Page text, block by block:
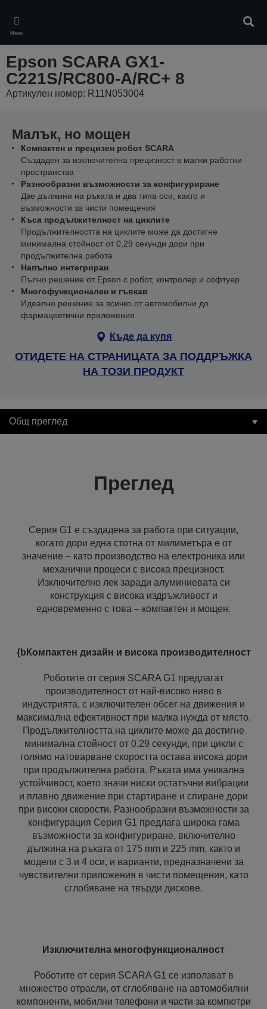
main
content
Меню
Epson SCARA GX1-
C221S/RC800-A/RC+ 8
Артикулен номер: R11N053004
Малък, но мощен
Компактен и прецизен робот SCARA
Създаден за изключителна прецизност в малки работни
пространства
Разнообразни възможности за конфигуриране
Две дължини на ръката и два типа оси, както и
възможности за чисти помещения
Къса продължителност на циклите
Продължителността на циклите може да достигне
минимална стойност от 0,29 секунди дори при
продължителна работа
Напълно интегриран
Пълно решение от Epson с робот, контролер и софтуер
Многофункционален и гъвкав
Идеално решение за всичко от автомобилни до
фармацевтични приложения
Къде да купя
ОТИДЕТЕ НА СТРАНИЦАТА ЗА ПОДДРЪЖКА
НА ТОЗИ ПРОДУКТ
Общ преглед
Преглед
Серия G1 е създадена за работа при ситуации,
когато дори една стотна от милиметъра е от
значение – като производство на електроника или
механични процеси с висока прецизност.
Изключително лек заради алуминиевата си
конструкция с висока издръжливост и
едновременно с това – компактен и мощен.
{bКомпактен дизайн и висока производителност
Роботите от серия SCARA G1 предлагат
производителност от най-високо ниво в
индустрията, с изключителен обсег на движения и
максимална ефективност при малка нужда от място.
Продължителността на циклите може да достигне
минимална стойност от 0,29 секунди, при цикли с
голямо натоварване скоростта остава висока дори
при продължителна работа. Ръката има уникална
устойчивост, което значи ниски остатъчни вибрации
и плавно движение при стартиране и спиране дори
при високи скорости. Разнообразни възможности за
конфигурация Серия G1 предлага широка гама
възможности за конфигуриране, включително
дължина на ръката от 175 mm и 225 mm, както и
модели с 3 и 4 оси, и варианти, предназначени за
чувствителни приложения в чисти помещения, като
сглобяване на твърди дискове.
Изключителна многофункционалност
Роботите от серия SCARA G1 се използват в
множество отрасли, от сглобяване на автомобилни
компоненти, мобилни телефони и части за компютри